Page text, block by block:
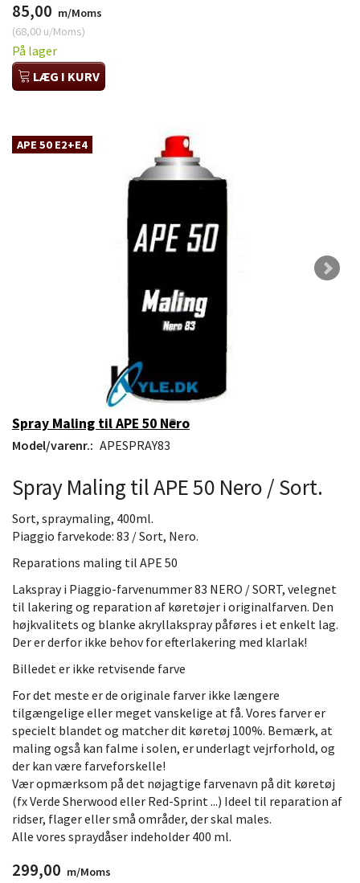
85,00 m/Moms
(68,00 u/Moms)
På lager
LÆG I KURV
APE 50 E2+E4
Spray Maling til APE 50 Nero
Model/varenr.: APESPRAY83
Spray Maling til APE 50 Nero / Sort.
Sort, spraymaling, 400ml.
Piaggio farvekode: 83 / Sort, Nero.
Reparations maling til APE 50
Lakspray i Piaggio-farvenummer 83 NERO / SORT, velegnet
til lakering og reparation af køretøjer i originalfarven. Den
højkvalitets og blanke akryllakspray påføres i et enkelt lag.
Der er derfor ikke behov for efterlakering med klarlak!
Billedet er ikke retvisende farve
For det meste er de originale farver ikke længere
tilgængelige eller meget vanskelige at få. Vores farver er
specielt blandet og matcher dit køretøj 100%. Bemærk, at
maling også kan falme i solen, er underlagt vejrforhold, og
der kan være farveforskelle!
Vær opmærksom på det nøjagtige farvenavn på dit køretøj
(fx Verde Sherwood eller Red-Sprint ...) Ideel til reparation af
ridser, flager eller små områder, der skal males.
Alle vores spraydåser indeholder 400 ml.
299,00 m/Moms